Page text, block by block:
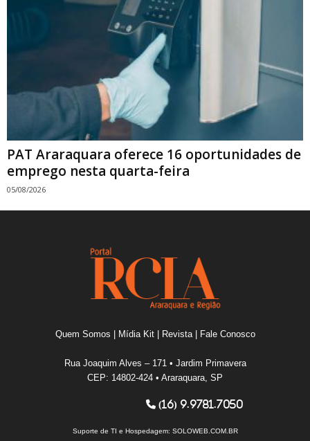
PAT Araraquara oferece 16 oportunidades de
emprego nesta quarta-feira
05/08/2026
Quem Somos Mídia Kit| Revista| Fale Conosco
Rua Joaquim Alves – 171 • Jardim Primavera
CEP: 14802-424 • Araraquara, SP
(16) 9.9781.7050
Suporte de TI e Hospedagem: SOLOWEB.COM.BR